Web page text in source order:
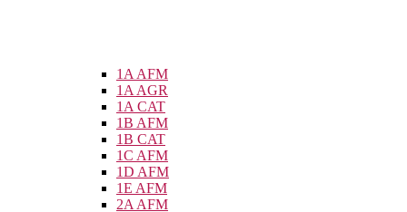
1A AFM
1A AGR
1A CAT
1B AFM
1B CAT
1C AFM
1D AFM
1E AFM
2A AFM